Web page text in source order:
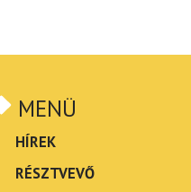
MENÜ
HÍREK
RÉSZTVEVŐ